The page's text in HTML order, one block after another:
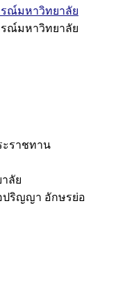
รณ์มหาวิทยาลัย
รณ์มหาวิทยาลัย
ะราชทาน
ลัย
ปริญญา อักษรย่อ